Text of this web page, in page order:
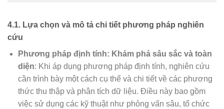
4.1. Lựa chọn và mô tả chi tiết phương pháp nghiên
cứu
Phương pháp định tính: Khám phá sâu sắc và toàn
diện: Khi áp dụng phương pháp định tính, nghiên cứu
cần trình bày một cách cụ thể và chi tiết về các phương
thức thu thập và phân tích dữ liệu. Điều này bao gồm
việc sử dụng các kỹ thuật như phỏng vấn sâu, tổ chức